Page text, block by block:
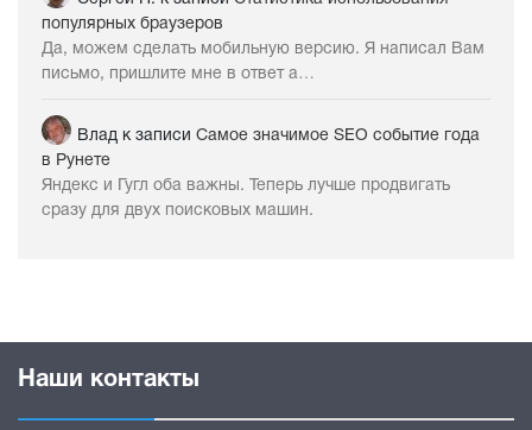
популярных браузеров
Да, можем сделать мобильную версию. Я написал Вам
письмо, пришлите мне в ответ а…
Влад к записи Самое значимое SEO событие года
в Рунете
Яндекс и Гугл оба важны. Теперь лучше продвигать
сразу для двух поисковых машин.
Наши контакты